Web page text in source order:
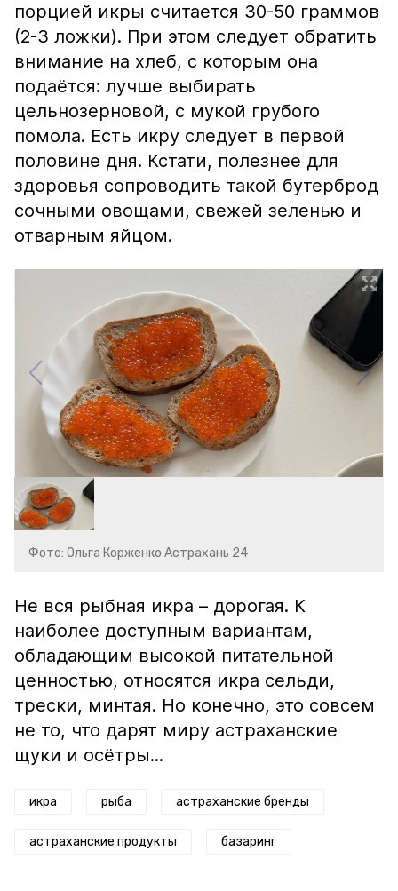
порцией икры считается 30-50 граммов
(2-3 ложки). При этом следует обратить
внимание на хлеб, с которым она
подаётся: лучше выбирать
цельнозерновой, с мукой грубого
помола. Есть икру следует в первой
половине дня. Кстати, полезнее для
здоровья сопроводить такой бутерброд
сочными овощами, свежей зеленью и
отварным яйцом.
Фото: Ольга Корженко Астрахань 24
Не вся рыбная икра – дорогая. К
наиболее доступным вариантам,
обладающим высокой питательной
ценностью, относятся икра сельди,
трески, минтая. Но конечно, это совсем
не то, что дарят миру астраханские
щуки и осётры...
икра рыба астраханские бренды
астраханские продукты базаринг